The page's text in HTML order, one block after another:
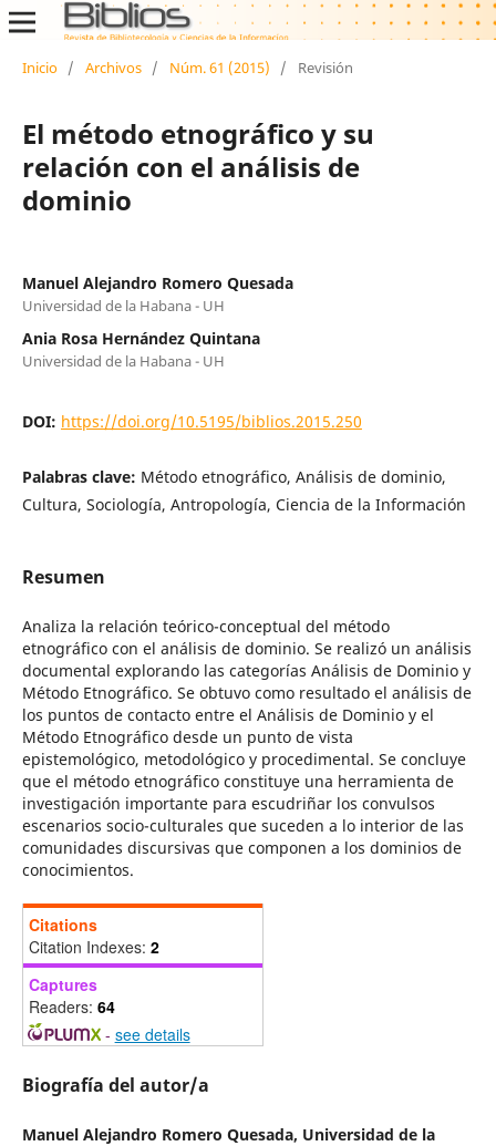
Inicio / Archivos / Núm. 61 (2015) / Revisión
El método etnográfico y su
relación con el análisis de
dominio
Manuel Alejandro Romero Quesada
Universidad de la Habana - UH
Ania Rosa Hernández Quintana
Universidad de la Habana - UH
DOI: https://doi.org/10.5195/biblios.2015.250
Palabras clave: Método etnográfico, Análisis de dominio,
Cultura, Sociología, Antropología, Ciencia de la Información
Resumen
Analiza la relación teórico-conceptual del método
etnográfico con el análisis de dominio. Se realizó un análisis
documental explorando las categorías Análisis de Dominio y
Método Etnográfico. Se obtuvo como resultado el análisis de
los puntos de contacto entre el Análisis de Dominio y el
Método Etnográfico desde un punto de vista
epistemológico, metodológico y procedimental. Se concluye
que el método etnográfico constituye una herramienta de
investigación importante para escudriñar los convulsos
escenarios socio-culturales que suceden a lo interior de las
comunidades discursivas que componen a los dominios de
conocimientos.
Citations
Citation Indexes: 2
Captures
Readers: 64
- see details
Biografía del autor/a
Manuel Alejandro Romero Quesada, Universidad de la